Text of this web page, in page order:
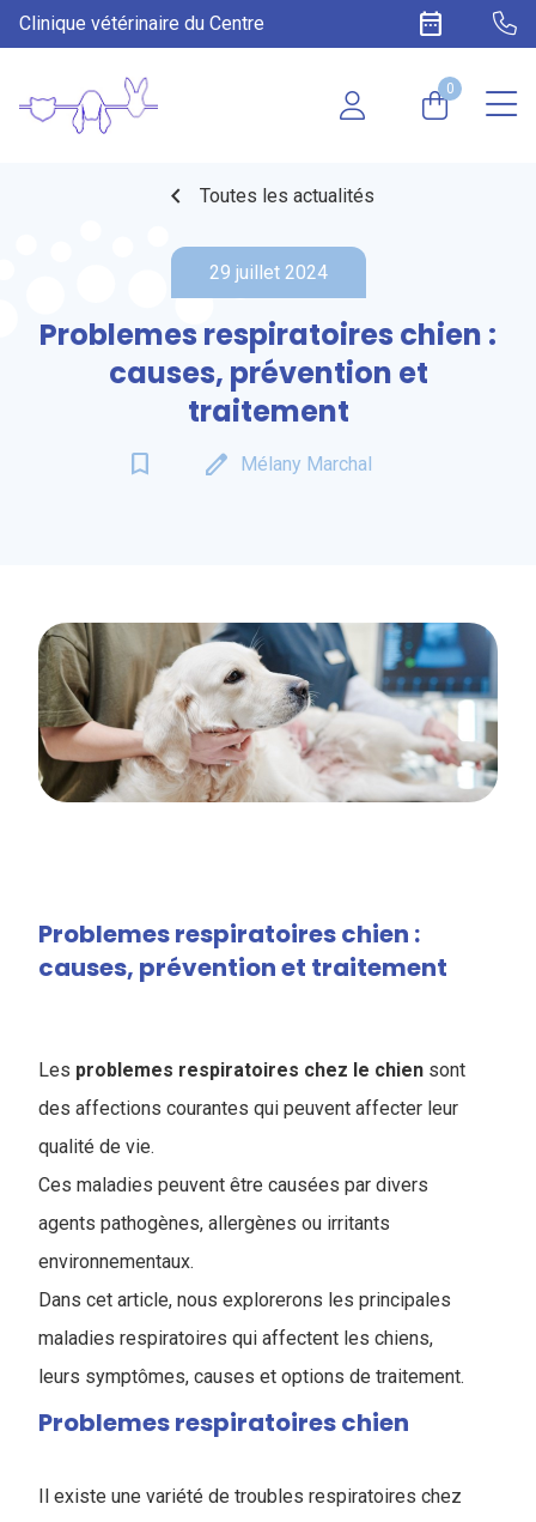
Clinique vétérinaire du Centre date_range
0
chevron_left Toutes les actualités
29 juillet 2024
Problemes respiratoires chien :
causes, prévention et
traitement
bookmark_border edit Mélany Marchal
Problemes respiratoires chien :
causes, prévention et traitement
Les problemes respiratoires chez le chien sont
des affections courantes qui peuvent affecter leur
qualité de vie.
Ces maladies peuvent être causées par divers
agents pathogènes, allergènes ou irritants
environnementaux.
Dans cet article, nous explorerons les principales
maladies respiratoires qui affectent les chiens,
leurs symptômes, causes et options de traitement.
Problemes respiratoires chien
Il existe une variété de troubles respiratoires chez